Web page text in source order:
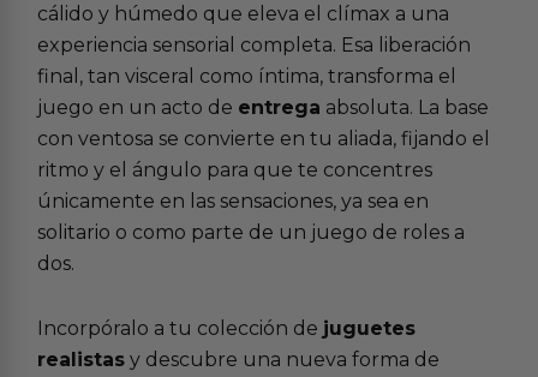
cálido y húmedo que eleva el clímax a una
experiencia sensorial completa. Esa liberación
final, tan visceral como íntima, transforma el
juego en un acto de entrega absoluta. La base
con ventosa se convierte en tu aliada, fijando el
ritmo y el ángulo para que te concentres
únicamente en las sensaciones, ya sea en
solitario o como parte de un juego de roles a
dos.
Incorpóralo a tu colección de juguetes
realistas y descubre una nueva forma de